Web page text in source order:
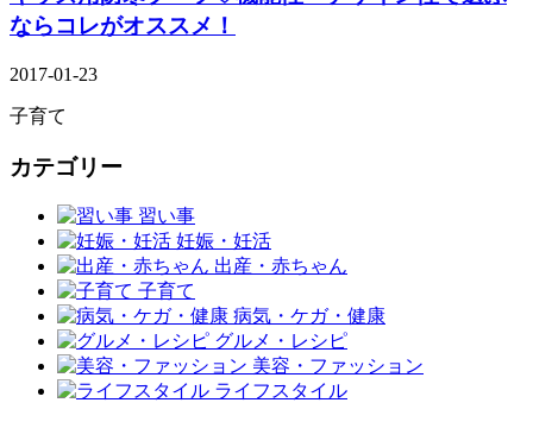
ならコレがオススメ！
2017-01-23
子育て
カテゴリー
習い事
妊娠・妊活
出産・赤ちゃん
子育て
病気・ケガ・健康
グルメ・レシピ
美容・ファッション
ライフスタイル